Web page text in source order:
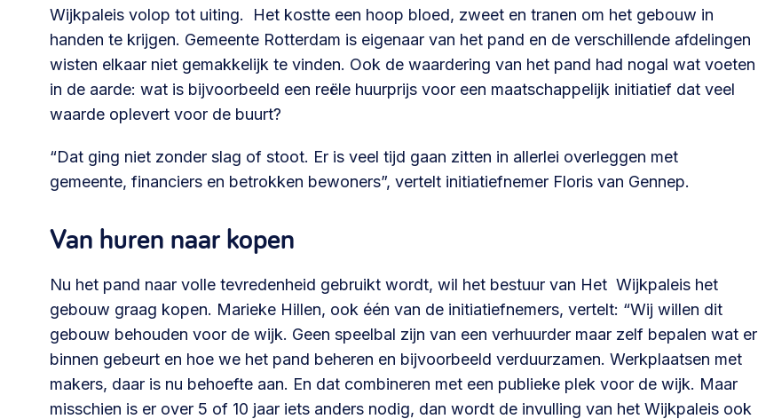
Wijkpaleis volop tot uiting. Het kostte een hoop bloed, zweet en tranen om het gebouw in
handen te krijgen. Gemeente Rotterdam is eigenaar van het pand en de verschillende afdelingen
wisten elkaar niet gemakkelijk te vinden. Ook de waardering van het pand had nogal wat voeten
in de aarde: wat is bijvoorbeeld een reële huurprijs voor een maatschappelijk initiatief dat veel
waarde oplevert voor de buurt?
“Dat ging niet zonder slag of stoot. Er is veel tijd gaan zitten in allerlei overleggen met
gemeente, financiers en betrokken bewoners”, vertelt initiatiefnemer Floris van Gennep.
Van huren naar kopen
Nu het pand naar volle tevredenheid gebruikt wordt, wil het bestuur van Het Wijkpaleis het
gebouw graag kopen. Marieke Hillen, ook één van de initiatiefnemers, vertelt: “Wij willen dit
gebouw behouden voor de wijk. Geen speelbal zijn van een verhuurder maar zelf bepalen wat er
binnen gebeurt en hoe we het pand beheren en bijvoorbeeld verduurzamen. Werkplaatsen met
makers, daar is nu behoefte aan. En dat combineren met een publieke plek voor de wijk. Maar
misschien is er over 5 of 10 jaar iets anders nodig, dan wordt de invulling van het Wijkpaleis ook